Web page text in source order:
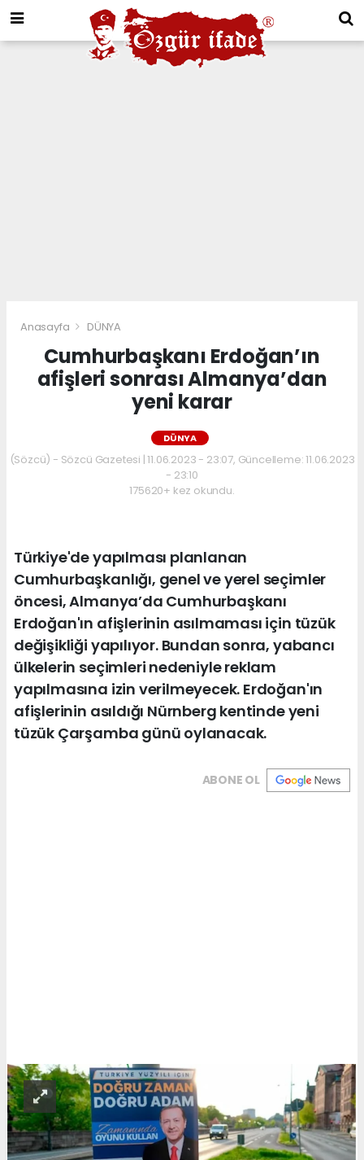
Anasayfa DÜNYA
Cumhurbaşkanı Erdoğan’ın
afişleri sonrası Almanya’dan
yeni karar
DÜNYA
(Sözcü) - Sözcü Gazetesi | 11.06.2023 - 23:07, Güncelleme: 11.06.2023
- 23:10
175620+ kez okundu.
Türkiye'de yapılması planlanan
Cumhurbaşkanlığı, genel ve yerel seçimler
öncesi, Almanya’da Cumhurbaşkanı
Erdoğan'ın afişlerinin asılmaması için tüzük
değişikliği yapılıyor. Bundan sonra, yabancı
ülkelerin seçimleri nedeniyle reklam
yapılmasına izin verilmeyecek. Erdoğan'ın
afişlerinin asıldığı Nürnberg kentinde yeni
tüzük Çarşamba günü oylanacak.
ABONE OL